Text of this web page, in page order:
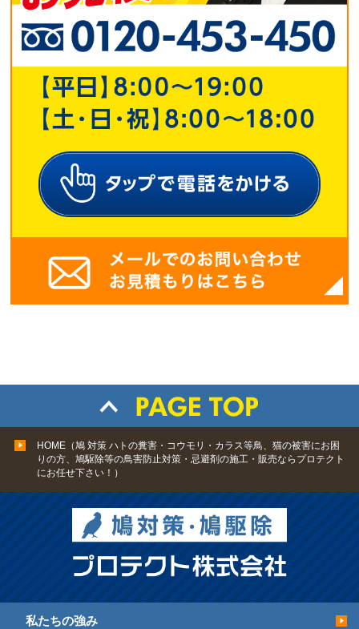
HOME（鳩 対策 ハトの糞害・コウモリ・カラス等鳥、猫の被害にお困
りの方、鳩駆除等の鳥害防止対策・忌避剤の施工・販売ならプロテクト
にお任せ下さい！）
私たちの強み